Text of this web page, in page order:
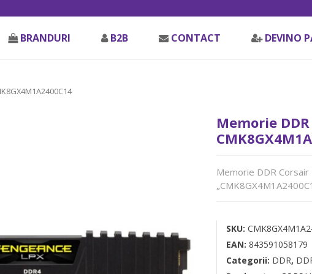
BRANDURI B2B CONTACT DEVINO
Memorie
Memorie DDR
SKU:
EAN: 843591058179
Categorii: DDR,